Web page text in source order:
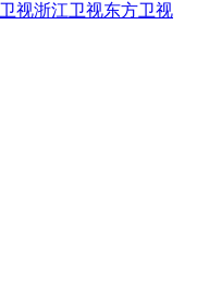
视浙江卫视东方卫视